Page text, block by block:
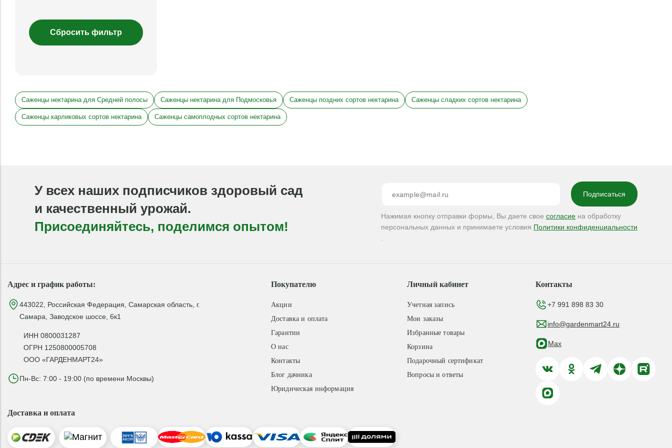
Саженцы нектарина для Средней полосы Саженцы нектарина для Подмосковья Саженцы поздних сортов нектарина Саженцы сладких сортов нектарина
Саженцы карликовых сортов нектарина Саженцы самоплодных сортов нектарина
У всех наших подписчиков здоровый сад
и качественный урожай.
Присоединяйтесь, поделимся опытом!
Нажимая кнопку отправки формы, Вы даете своесогласие на обработку
персональных данных и принимаете условия Политики конфиденциальности
Адрес и график работы:
443022, Российская Федерация, Самарская область, г.
Самара, Заводское шоссе, 6к1
ИНН 0800031287
ОГРН 1250800005708
ООО «ГАРДЕНМАРТ24»
Пн-Вс: 7:00 - 19:00 (по времени Москвы)
Покупателю
Акции
Доставка и оплата
Гарантии
О нас
Контакты
Блог дачника
Юридическая информация
Личный кабинет
Учетная запись
Мои заказы
Избранные товары
Корзина
Подарочный сертификат
Вопросы и ответы
Контакты
+7 991 898 83 30
info@gardenmart24.ru
Max
Доставка и оплата